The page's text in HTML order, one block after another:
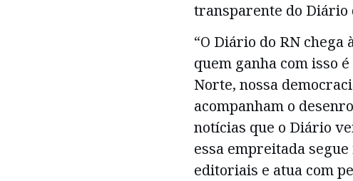
transparente do Diário
“O Diário do RN chega
quem ganha com isso
Norte, nossa
acompanham o
notícias que o Diário
essa empreitada
editoriais e atua com